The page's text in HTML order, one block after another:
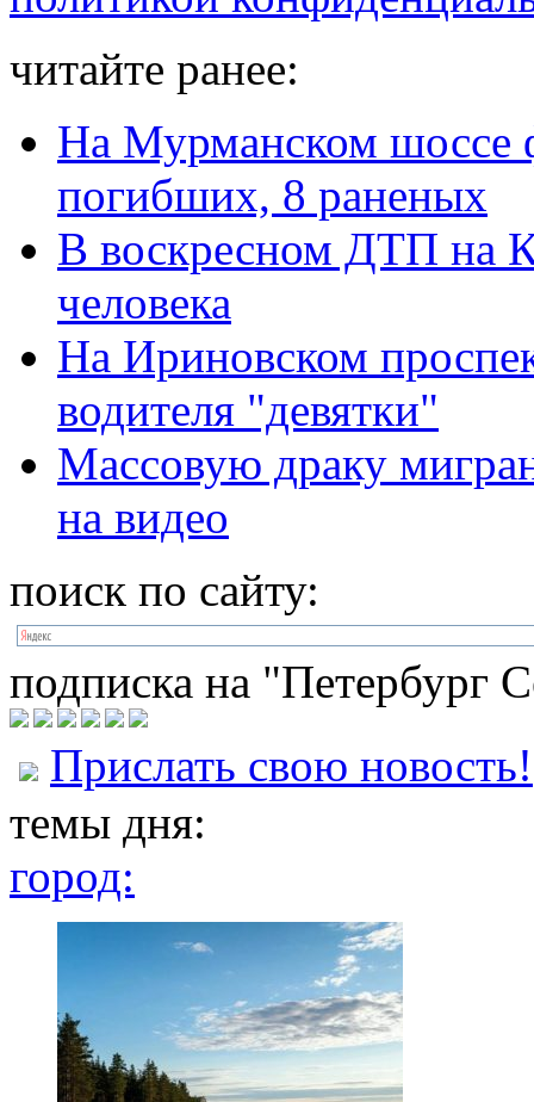
читайте ранее:
На Мурманском шоссе
погибших, 8 раненых
В воскресном ДТП на
человека
На Ириновском
водителя "девятки"
Массовую драку
на видео
поиск по сайту:
подписка на "Петербург
Прислать свою новость!
темы дня:
город: